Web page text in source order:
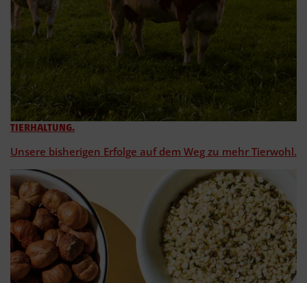
TIERHALTUNG.
Unsere bisherigen Erfolge auf dem Weg zu mehr Tierwohl.